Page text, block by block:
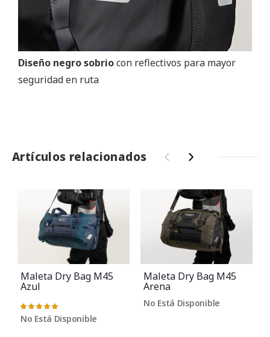
Diseño negro sobriocon reflectivos para mayor
seguridad en ruta
Artículos relacionados ‹ ›
Maleta Dry Bag M45
Azul
Valoración:
100%
No Está Disponible
Maleta Dry Bag M45
Arena
No Está Disponible